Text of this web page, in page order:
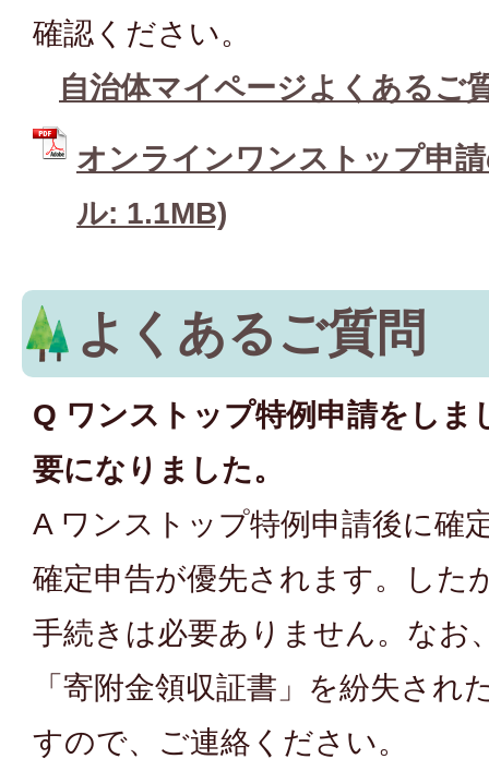
確認ください。
自治体マイページよくあるご
オンラインワンストップ申
ル: 1.1MB)
よくあるご質問
Q ワンストップ特例申請をしま
要になりました。
A ワンストップ特例申請後に確
確定申告が優先されます。した
手続きは必要ありません。なお
「寄附金領収証書」を紛失され
すので、ご連絡ください。